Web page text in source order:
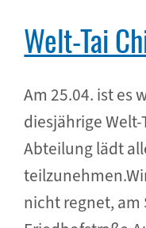
Welt-Tai
Am 25.04. ist es
diesjährige Welt-
Abteilung lädt
nicht regnet, am